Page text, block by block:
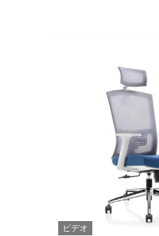
ビデオ